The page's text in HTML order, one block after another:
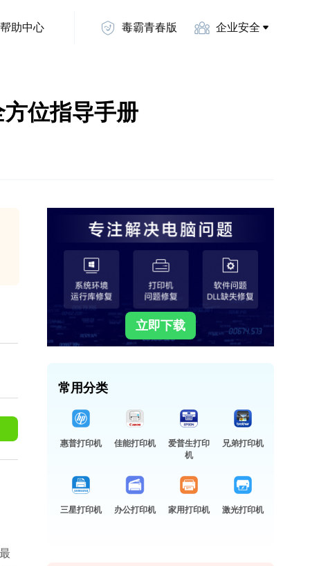
帮助中心 毒霸青春版 企业安全
位指导手册
立即下载
常用分类
惠普打印机 佳能打印机
爱普生打印
机
兄弟打印机
三星打印机 办公打印机 家用打印机 激光打印机